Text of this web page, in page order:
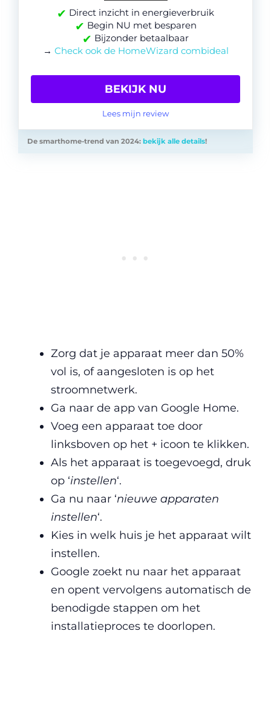
✔ Direct inzicht in energieverbruik
✔ Begin NU met besparen
✔ Bijzonder betaalbaar
→ Check ook de HomeWizard combideal
BEKIJK NU
Lees mijn review
De smarthome-trend van 2024: bekijk alle details!
Zorg dat je apparaat meer dan 50%
vol is, of aangesloten is op het
stroomnetwerk.
Ga naar de app van Google Home.
Voeg een apparaat toe door
linksboven op het + icoon te klikken.
Als het apparaat is toegevoegd, druk
op ‘instellen‘.
Ga nu naar ‘nieuwe apparaten
instellen‘.
Kies in welk huis je het apparaat wilt
instellen.
Google zoekt nu naar het apparaat
en opent vervolgens automatisch de
benodigde stappen om het
installatieproces te doorlopen.